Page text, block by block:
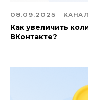
08.09.2025
Как увеличить
ВКонтакте?